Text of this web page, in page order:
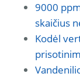
9000
skaičius
Kodėl